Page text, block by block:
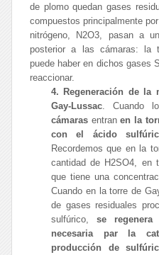
de plomo quedan gases
compuestos principalmente
nitrógeno, N2O3, pasan a
posterior a las cámaras: la
puede haber en dichos gases
reaccionar.
4. Regeneración de la
Gay-Lussac . Cuando
cámaras entranen la
con el ácido
Recordemos que en la
cantidad de H2SO4, en
que tiene una
Cuando en la torre de
de gases residuales
sulfúrico, se
necesaria par la
producción de